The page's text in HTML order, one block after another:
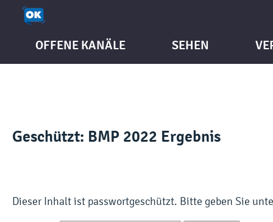
OFFENE KANÄLE SEHEN
Geschützt: BMP 2022 Ergebnis
Dieser Inhalt ist passwortgeschützt. Bitte geben Sie